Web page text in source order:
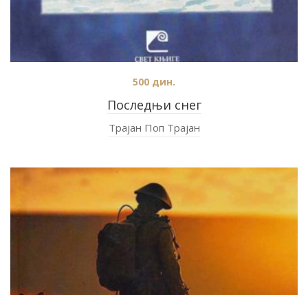
Последњи снег
500 дин.
Трајан Поп Трајан